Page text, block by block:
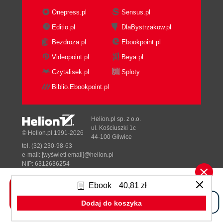
Używanie filtrów inteligentnych (206)
Malowanie warstwy (211)
Dodawanie tła (214)
Cofanie operacji za pomocą panelu History
Skalowanie obrazu o małej rozdzielczości (221)
Pytania kontrolne (223)
10. Malowanie pędzlem mieszającym (224)
O pędzlu mieszającym (226)
Rozpoczynamy pracę (226)
Ustalanie parametrów pędzla (227)
Mieszanie kolorów (231)
Konfigurowanie własnych pędzli (234)
Mieszanie kolorów pędzla z kolorami fotografii
Pytania kontrolne (243)
Ebook 40,81 zł
Dodaj do koszyka
Onepress.pl
Sensus.pl
Editio.pl
DlaBystrzakow.pl
Bezdroza.pl
Ebookpoint.pl
Videopoint.pl
Beya.pl
Czytalisek.pl
Sploty
Biblio.Ebookpoint.pl
Tonik.pl
© Helion.pl 1991-2026
Helion.pl sp. z o.o.
ul. Kościuszki 1c
44-100 Gliwice
tel. (32) 230-98-63
e-mail: [wyświetl email]@helion.pl
NIP: 6312636254